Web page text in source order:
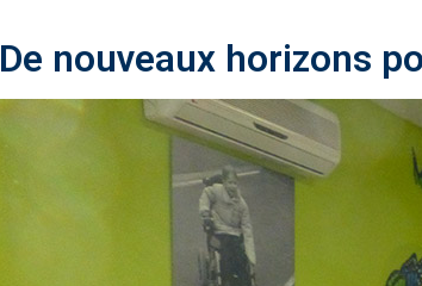
De nouveaux horizons